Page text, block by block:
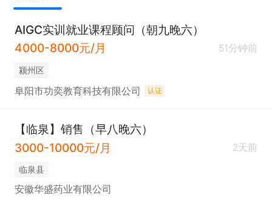
AIGC实训就业课程顾问（朝九晚六）
4000-8000元/月
51分钟前
颍州区
阜阳市功奕教育科技有限公司 认证
【临泉】销售（早八晚六）
3000-10000元/月
2天前
临泉县
安徽华盛药业有限公司